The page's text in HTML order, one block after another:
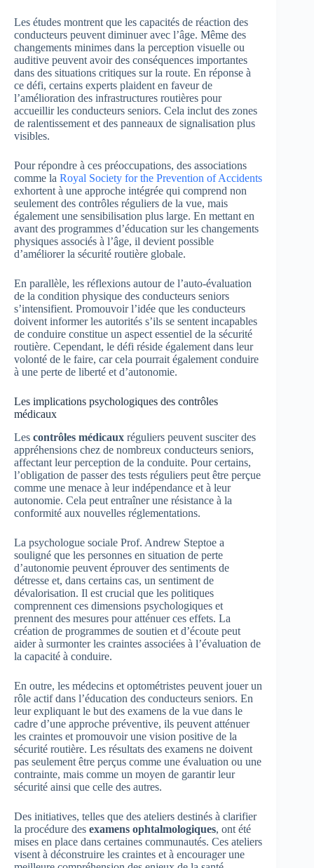
Les études montrent que les capacités de réaction des
conducteurs peuvent diminuer avec l’âge. Même des
changements minimes dans la perception visuelle ou
auditive peuvent avoir des conséquences importantes
dans des situations critiques sur la route. En réponse à
ce défi, certains experts plaident en faveur de
l’amélioration des infrastructures routières pour
accueillir les conducteurs seniors. Cela inclut des zones
de ralentissement et des panneaux de signalisation plus
visibles.
Pour répondre à ces préoccupations, des associations
comme la Royal Society for the Prevention of Accidents
exhortent à une approche intégrée qui comprend non
seulement des contrôles réguliers de la vue, mais
également une sensibilisation plus large. En mettant en
avant des programmes d’éducation sur les changements
physiques associés à l’âge, il devient possible
d’améliorer la sécurité routière globale.
En parallèle, les réflexions autour de l’auto-évaluation
de la condition physique des conducteurs seniors
s’intensifient. Promouvoir l’idée que les conducteurs
doivent informer les autorités s’ils se sentent incapables
de conduire constitue un aspect essentiel de la sécurité
routière. Cependant, le défi réside également dans leur
volonté de le faire, car cela pourrait également conduire
à une perte de liberté et d’autonomie.
Les implications psychologiques des contrôles
médicaux
Les contrôles médicaux réguliers peuvent susciter des
appréhensions chez de nombreux conducteurs seniors,
affectant leur perception de la conduite. Pour certains,
l’obligation de passer des tests réguliers peut être perçue
comme une menace à leur indépendance et à leur
autonomie. Cela peut entraîner une résistance à la
conformité aux nouvelles réglementations.
La psychologue sociale Prof. Andrew Steptoe a
souligné que les personnes en situation de perte
d’autonomie peuvent éprouver des sentiments de
détresse et, dans certains cas, un sentiment de
dévalorisation. Il est crucial que les politiques
comprennent ces dimensions psychologiques et
prennent des mesures pour atténuer ces effets. La
création de programmes de soutien et d’écoute peut
aider à surmonter les craintes associées à l’évaluation de
la capacité à conduire.
En outre, les médecins et optométristes peuvent jouer un
rôle actif dans l’éducation des conducteurs seniors. En
leur expliquant le but des examens de la vue dans le
cadre d’une approche préventive, ils peuvent atténuer
les craintes et promouvoir une vision positive de la
sécurité routière. Les résultats des examens ne doivent
pas seulement être perçus comme une évaluation ou une
contrainte, mais comme un moyen de garantir leur
sécurité ainsi que celle des autres.
Des initiatives, telles que des ateliers destinés à clarifier
la procédure des examens ophtalmologiques, ont été
mises en place dans certaines communautés. Ces ateliers
visent à déconstruire les craintes et à encourager une